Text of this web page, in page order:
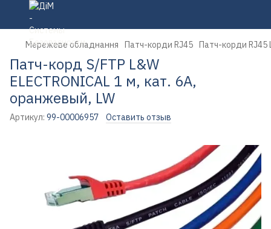
Мережеве обладнання Патч-корди RJ45 Патч-корди RJ45
Патч-корд S/FTP L&W
ELECTRONICAL 1 м, кат. 6А,
оранжевый, LW
Артикул: 99-00006957 Оставить отзыв